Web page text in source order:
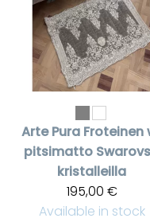
Arte Pura Froteinen
pitsimatto
kristalleilla
195,00 €
Available in stock